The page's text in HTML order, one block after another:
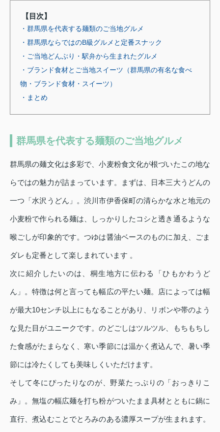
【目次】
・群馬県を代表する麺類のご当地グルメ
・群馬県ならではのB級グルメと定番スナック
・ご当地どんぶり・駅弁から生まれたグルメ
・ブランド食材とご当地スイーツ（群馬県の有名な食べ
物・ブランド食材・スイーツ）
・まとめ
群馬県を代表する麺類のご当地グルメ
群馬県の麺文化は多彩で、小麦粉食文化が根づいたこの地な
らではの魅力が詰まっています。まずは、日本三大うどんの
一つ「水沢うどん」。渋川市伊香保町の清らかな水と地元の
小麦粉で作られる麺は、しっかりしたコシと透き通るような
喉ごしが印象的です。つゆは醤油ベースのものに加え、ごま
ダレも定番として楽しまれています 。
次に紹介したいのは、桐生地方に伝わる「ひもかわうど
ん」。特徴は何と言っても幅広の平たい麺。店によっては幅
が最大10センチ以上にもなることがあり、リボンや帯のよう
な見た目がユニークです。のどごしはツルツル、もちもちし
た食感がたまらなく、寒い季節には温かく煮込んで、暑い季
節には冷たくしても美味しくいただけます。
そして冬にぴったりなのが、野菜たっぷりの「おっきりこ
み」。無塩の幅広麺を打ち粉がついたまま具材とともに鍋に
直行、煮込むことでとろみのある濃厚スープが生まれます。